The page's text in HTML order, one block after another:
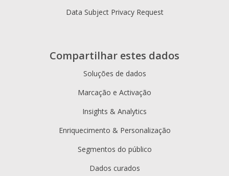
Compartilhar estes dados
Soluções de dados
Marcação e Activação
Insights & Analytics
Enriquecimento & Personalização
Segmentos do público
Dados curados
Data Subject Privacy Request